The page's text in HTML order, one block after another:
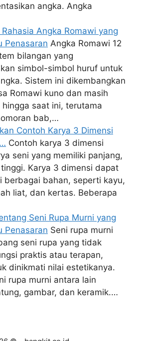
angka. Angka
Rahasia Angka Romawi yang
Penasaran Angka Romawi 12
bilangan yang
simbol-simbol huruf untuk
Sistem ini dikembangkan
Romawi kuno dan masih
hingga saat ini, terutama
bab,…
Contoh Karya 3 Dimensi
Contoh karya 3 dimensi
seni yang memiliki panjang,
Karya 3 dimensi dapat
berbagai bahan, seperti kayu,
liat, dan kertas. Beberapa
Seni Rupa Murni yang
Penasaran Seni rupa murni
seni rupa yang tidak
praktis atau terapan,
dinikmati nilai estetikanya.
rupa murni antara lain
gambar, dan keramik.…